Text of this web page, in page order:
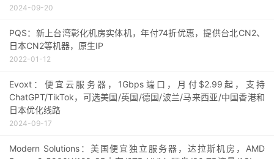
2024-09-20
PQS：新上台湾彰化机房实体机，年付74折优惠，提供台北CN2、
日本CN2等机器，原生IP
2022-01-12
Evoxt：便宜云服务器，1Gbps端口，月付$2.99起，支持
ChatGPT/TikTok，可选美国/英国/德国/波兰/马来西亚/中国香港和
日本优化线路
2024-09-17
Modern Solutions：美国便宜独立服务器，达拉斯机房，AMD